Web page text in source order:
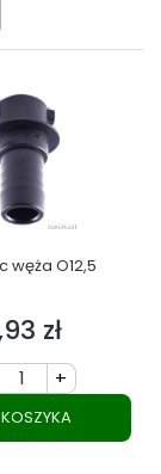
węża O12,5
zł
+